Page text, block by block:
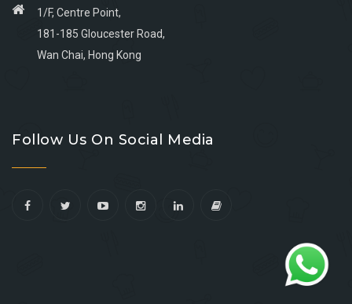
1/F, Centre Point,
181-185 Gloucester Road,
Wan Chai, Hong Kong
facebook
youtube
linkedin
instagram
Follow Us On Social Media